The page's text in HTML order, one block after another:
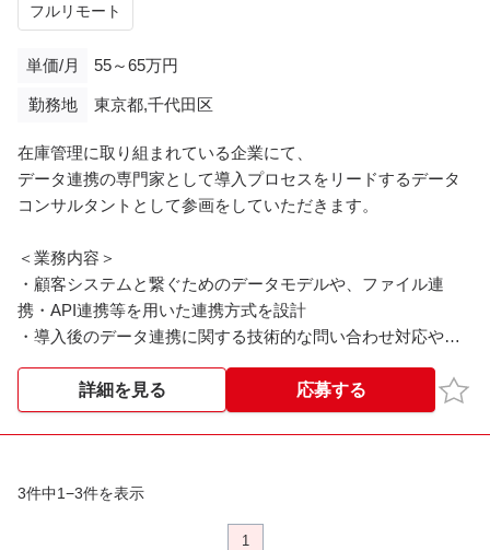
フルリモート
単価/月 55～65万円
勤務地 東京都,千代田区
在庫管理に取り組まれている企業にて、
データ連携の専門家として導入プロセスをリードするデータ
コンサルタントとして参画をしていただきます。
＜業務内容＞
・顧客システムと繋ぐためのデータモデルや、ファイル連
携・API連携等を用いた連携方式を設計
・導入後のデータ連携に関する技術的な問い合わせ対応や、
＜就業時間＞
9:00～18:00
※※こちらの案件は現在募集を終了しております※※
詳細を見る 応募する お気
3件中1−3件を表示
1